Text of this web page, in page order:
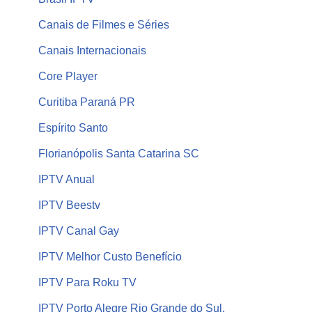
Canais de Filmes e Séries
Canais Internacionais
Core Player
Curitiba Paraná PR
Espírito Santo
Florianópolis Santa Catarina SC
IPTV Anual
IPTV Beestv
IPTV Canal Gay
IPTV Melhor Custo Benefício
IPTV Para Roku TV
IPTV Porto Alegre Rio Grande do Sul,